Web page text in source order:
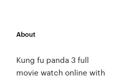
About
Kung fu panda 3 full
movie watch online with